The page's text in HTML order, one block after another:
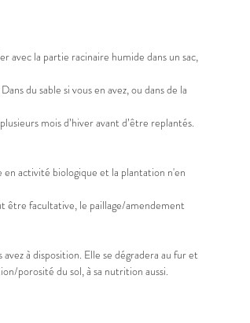
avec la partie racinaire humide dans un sac,
du sable si vous en avez, ou dans de la
mois d’hiver avant d’être replantés.
en activité biologique et la plantation n'en
être facultative, le paillage/amendement
à disposition. Elle se dégradera au fur et
porosité du sol, à sa nutrition aussi.